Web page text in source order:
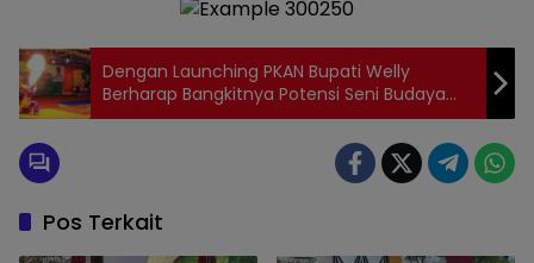
Dengan Launching PKAN Bupati Welly
Berharap Bangkitnya Potensi Seni Budaya
Dan Kreativitas Generasi Muda
Pos Terkait